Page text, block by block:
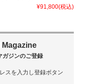
¥91,800(税込)
スを入力し登録ボタン